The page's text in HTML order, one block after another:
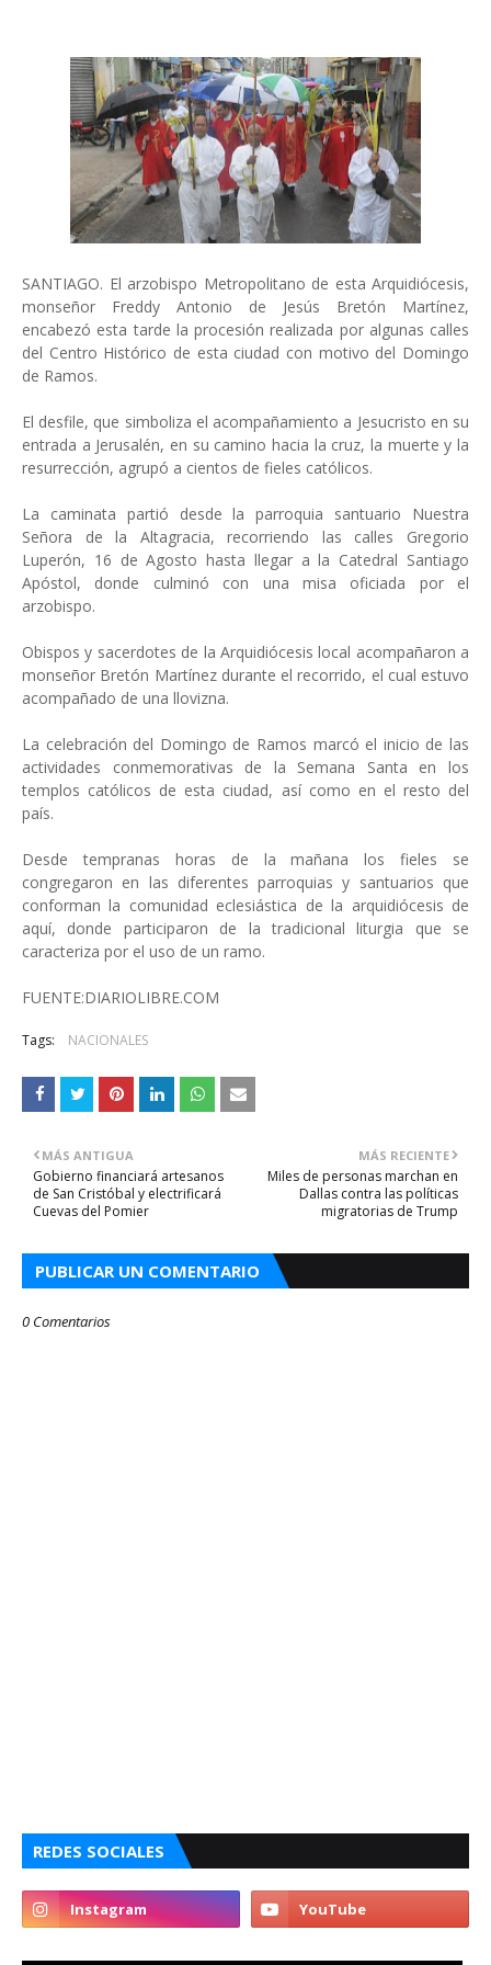
SANTIAGO. El arzobispo Metropolitano de esta Arquidiócesis,
monseñor Freddy Antonio de Jesús Bretón Martínez,
encabezó esta tarde la procesión realizada por algunas calles
del Centro Histórico de esta ciudad con motivo del Domingo
de Ramos.
El desfile, que simboliza el acompañamiento a Jesucristo en su
entrada a Jerusalén, en su camino hacia la cruz, la muerte y la
resurrección, agrupó a cientos de fieles católicos.
La caminata partió desde la parroquia santuario Nuestra
Señora de la Altagracia, recorriendo las calles Gregorio
Luperón, 16 de Agosto hasta llegar a la Catedral Santiago
Apóstol, donde culminó con una misa oficiada por el
arzobispo.
Obispos y sacerdotes de la Arquidiócesis local acompañaron a
monseñor Bretón Martínez durante el recorrido, el cual estuvo
acompañado de una llovizna.
La celebración del Domingo de Ramos marcó el inicio de las
actividades conmemorativas de la Semana Santa en los
templos católicos de esta ciudad, así como en el resto del
país.
Desde tempranas horas de la mañana los fieles se
congregaron en las diferentes parroquias y santuarios que
conforman la comunidad eclesiástica de la arquidiócesis de
aquí, donde participaron de la tradicional liturgia que se
caracteriza por el uso de un ramo.
FUENTE:DIARIOLIBRE.COM
Tags: NACIONALES
MÁS RECIENTE
Miles de personas marchan en
Dallas contra las políticas
migratorias de Trump
MÁS ANTIGUA
Gobierno financiará artesanos
de San Cristóbal y electrificará
Cuevas del Pomier
PUBLICAR UN COMENTARIO
0 Comentarios
REDES SOCIALES